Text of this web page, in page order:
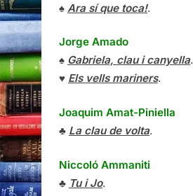
♠ Ara sí que toca!.
Jorge Amado
♠ Gabriela, clau i canyella.
♥ Els vells mariners.
Joaquim Amat-Piniella
♣ La clau de volta.
Niccoló Ammaniti
♣ Tu i Jo.